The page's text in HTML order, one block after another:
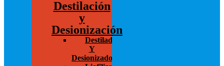
Destilación
y
Desionización
Destiladores
Y
Desionizadores